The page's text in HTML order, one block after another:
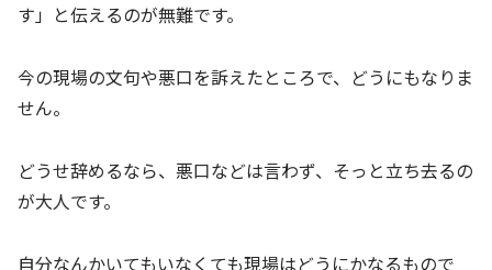
す」と伝えるのが無難です。
今の現場の文句や悪口を訴えたところで、どうにもなりま
せん。
どうせ辞めるなら、悪口などは言わず、そっと立ち去るの
が大人です。
自分なんかいてもいなくても現場はどうにかなるもので